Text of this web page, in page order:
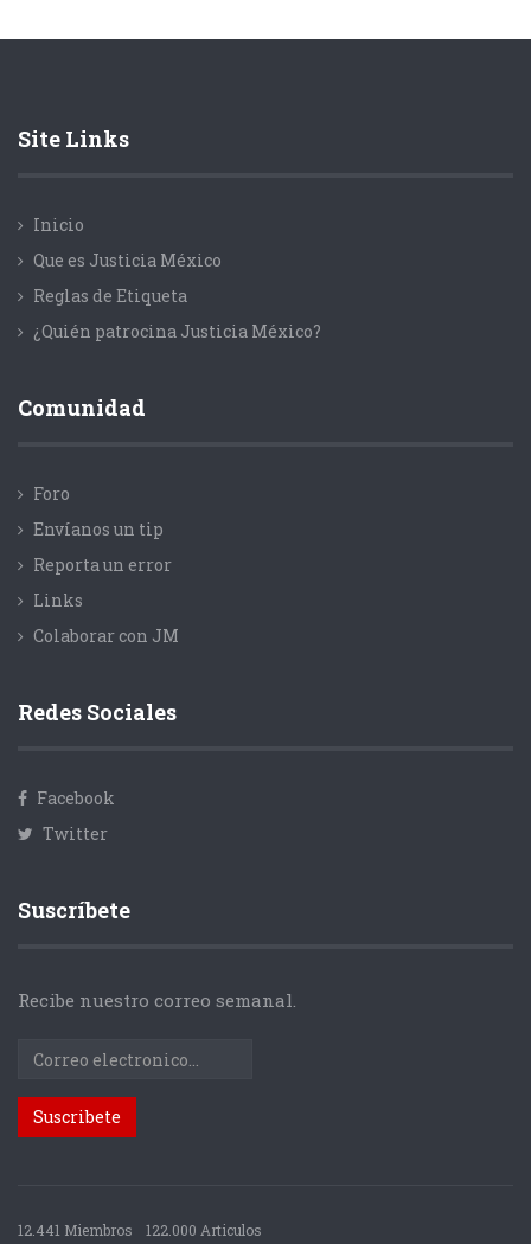
Site Links
Inicio
Que es Justicia México
Reglas de Etiqueta
¿Quién patrocina Justicia México?
Comunidad
Foro
Envíanos un tip
Reporta un error
Links
Colaborar con JM
Redes Sociales
Facebook
Twitter
Suscríbete
Recibe nuestro correo semanal.
12.441 Miembros 122.000 Articulos